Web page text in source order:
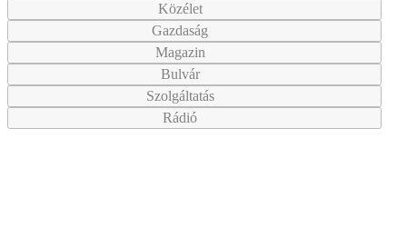
Közélet
Gazdaság
Magazin
Bulvár
Szolgáltatás
Rádió